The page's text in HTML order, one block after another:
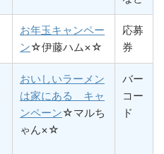
お年玉キャンペー
ン☆伊藤ハム×☆
応募
券
おいしいラーメン
は家にある キャ
ンペーン☆マルち
ゃん×☆
バー
コー
ド